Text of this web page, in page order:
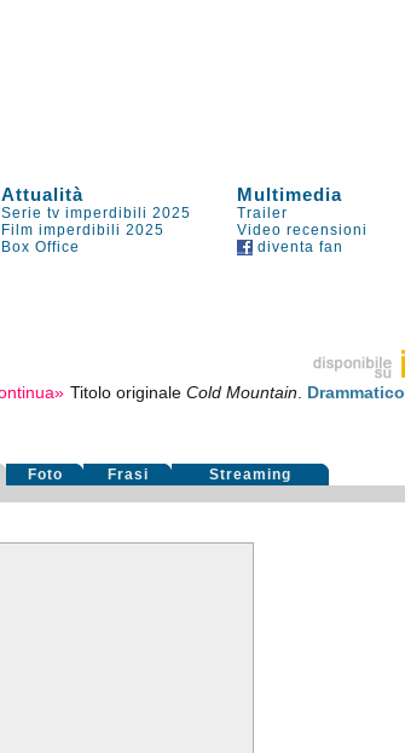
Attualità Multimedia
Serie tv imperdibili 2025 Trailer
Film imperdibili 2025 Video recensioni
Box Office diventa fan
Titolo originale Cold Mountain Drammatico
Foto Frasi Streaming